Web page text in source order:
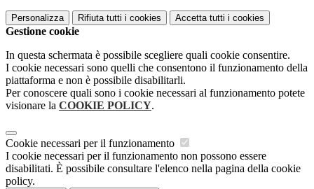
Personalizza Rifiuta tutti i cookies Accetta tutti i cookies
Gestione cookie
In questa schermata è possibile scegliere quali cookie consentire.
I cookie necessari sono quelli che consentono il funzionamento della
piattaforma e non è possibile disabilitarli.
Per conoscere quali sono i cookie necessari al funzionamento potete
visionare la COOKIE POLICY.
Cookie necessari per il funzionamento
I cookie necessari per il funzionamento non possono essere
disabilitati. È possibile consultare l'elenco nella pagina della cookie
policy.